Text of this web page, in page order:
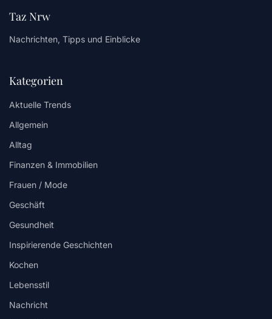
Taz Nrw
Nachrichten, Tipps und Einblicke
Kategorien
Aktuelle Trends
Allgemein
Alltag
Finanzen & Immobilien
Frauen / Mode
Geschäft
Gesundheit
Inspirierende Geschichten
Kochen
Lebensstil
Nachricht